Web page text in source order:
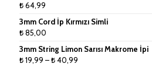
₺64,99
3mm Cord İp Kırmızı Simli
₺85,00
3mm String Limon Sarısı Makrome İpi
₺19,99 –₺40,99